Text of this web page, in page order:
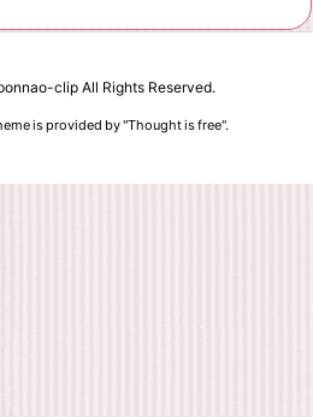
clipAll Rights Reserved.
is provided by "Thought is free".